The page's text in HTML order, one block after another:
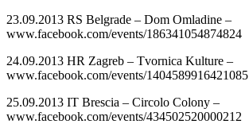
23.09.2013 RS Belgrade – Dom Omladine –
www.facebook.com/events/186341054874824
24.09.2013 HR Zagreb – Tvornica Kulture –
www.facebook.com/events/1404589916421085
25.09.2013 IT Brescia – Circolo Colony –
www.facebook.com/events/434502520000212